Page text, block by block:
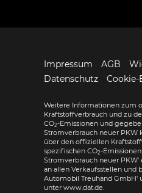
Impressum AGB
Datenschutz
Weitere Informationen zum
Kraftstoffverbrauch und zu
CO2-Emissionen und
Stromverbrauch neuer PKW
über den offiziellen
spezifischen CO2-
Stromverbrauch neuer
an allen Verkaufsstellen und
Automobil Treuhand GmbH'
unter www.dat.de.